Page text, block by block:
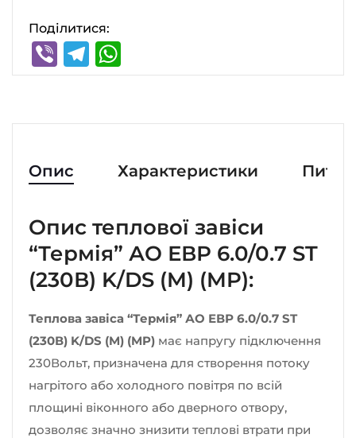
Поділитися:
ViberTelegram
Опис Характеристики
Опис теплової завіси
“Термія” АО ЕВР 6.0/0.7 ST
(230В) K/DS (M) (MP):
Теплова завіса “Термія” АО ЕВР 6.0/0.7 ST
(230В) K/DS (M) (MP) має напругу підключення
230Вольт, призначена для створення потоку
нагрітого або холодного повітря по всій
площині віконного або дверного отвору,
дозволяє значно знизити теплові втрати при